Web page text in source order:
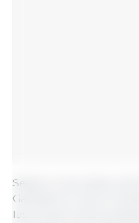
Según el secretario de
Ganadería, Carlos
las proyecciones